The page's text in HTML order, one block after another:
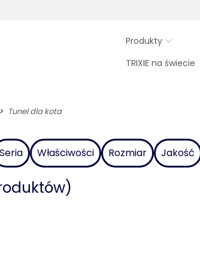
Produkty
TRIXIE na świecie
Tunel dla kota
Seria Właściwości Rozmiar Jakość